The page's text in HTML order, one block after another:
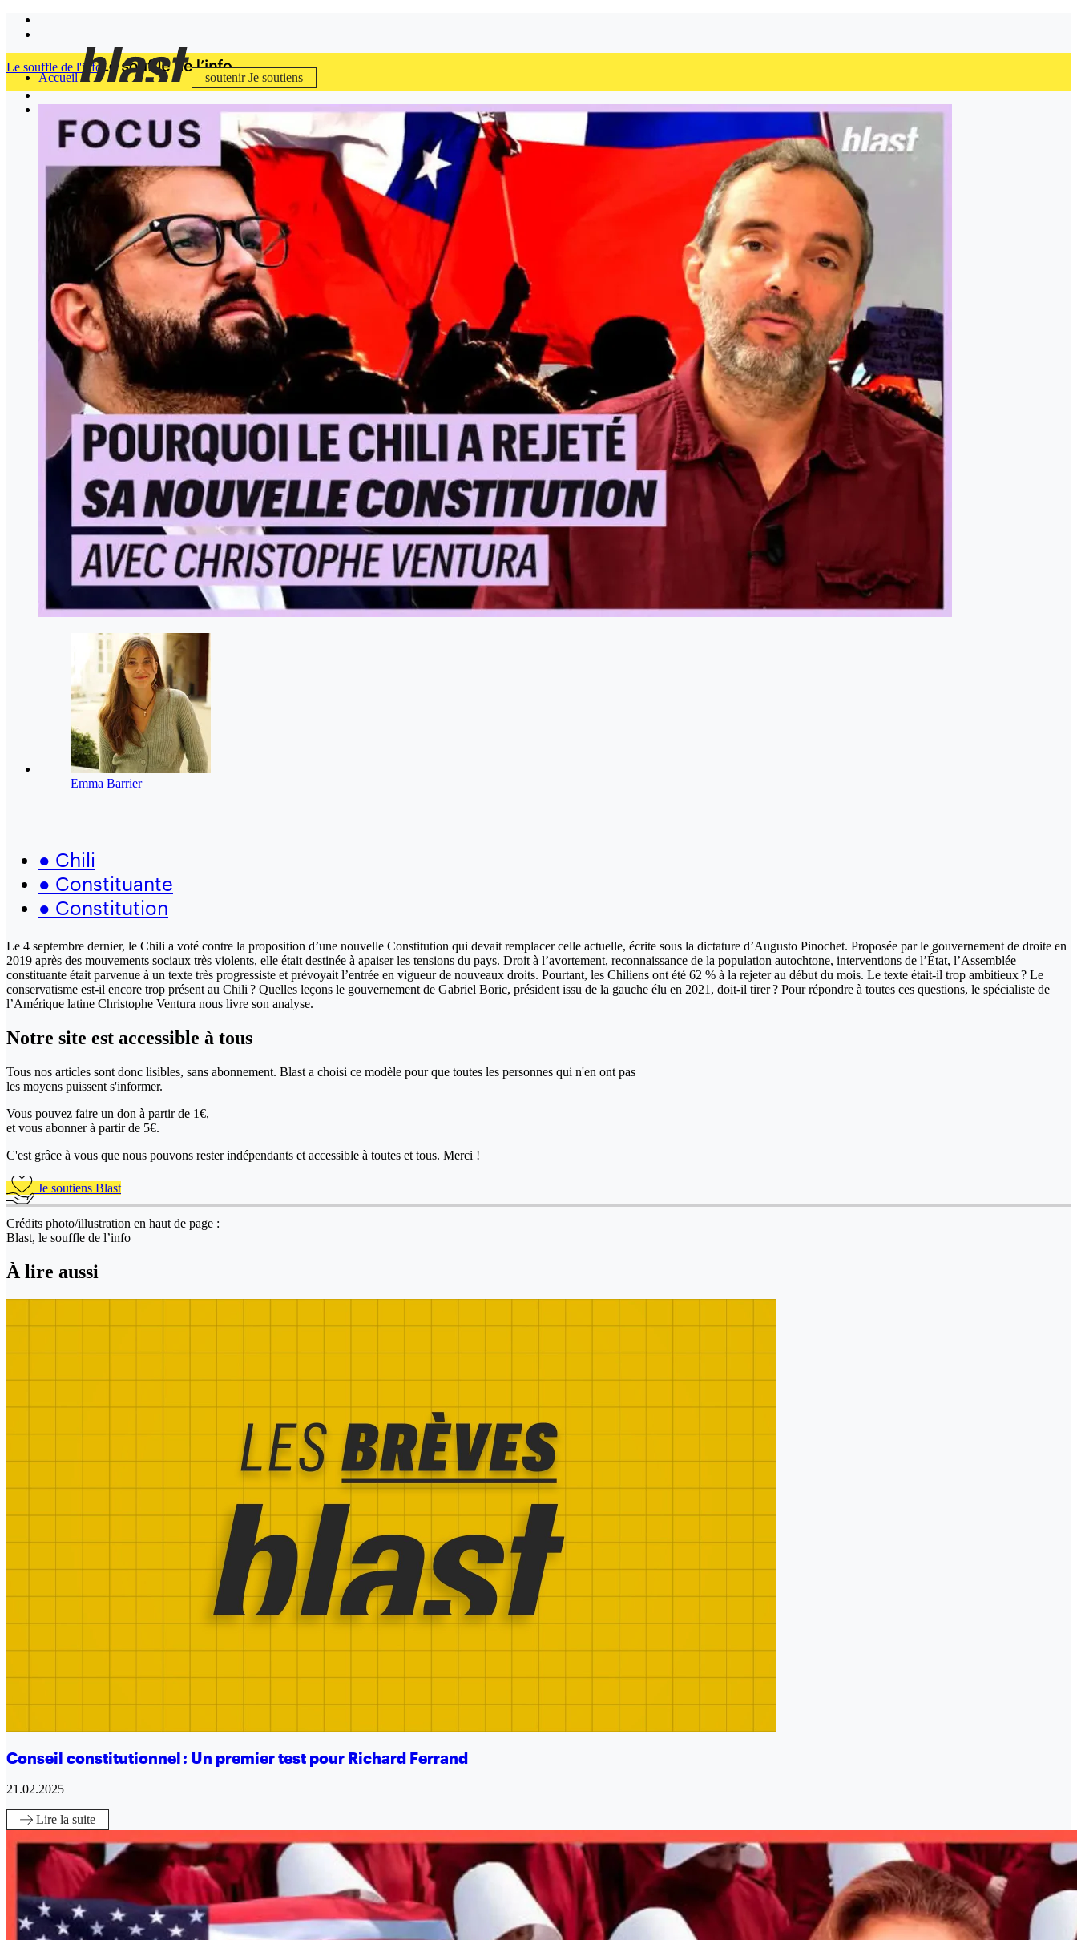
Accueil soutenirJe soutiens
Le souffle de l'info
Emma Barrier
● Chili
● Constituante
● Constitution
Le 4 septembre dernier, le Chili a voté contre la proposition d’une nouvelle Constitution qui devait remplacer celle actuelle, écrite sous la dictature d’Augusto Pinochet. Proposée par le gouvernement de droite en
2019 après des mouvements sociaux très violents, elle était destinée à apaiser les tensions du pays. Droit à l’avortement, reconnaissance de la population autochtone, interventions de l’État, l’Assemblée
constituante était parvenue à un texte très progressiste et prévoyait l’entrée en vigueur de nouveaux droits. Pourtant, les Chiliens ont été 62 % à la rejeter au début du mois. Le texte était-il trop ambitieux ? Le
conservatisme est-il encore trop présent au Chili ? Quelles leçons le gouvernement de Gabriel Boric, président issu de la gauche élu en 2021, doit-il tirer ? Pour répondre à toutes ces questions, le spécialiste de
l’Amérique latine Christophe Ventura nous livre son analyse.
Notre site est accessible à tous
Tous nos articles sont donc lisibles, sans abonnement. Blast a choisi ce modèle pour que toutes les personnes qui n'en ont pas
les moyens puissent s'informer.
Vous pouvez faire un don à partir de 1€,
et vous abonner à partir de 5€.
C'est grâce à vous que nous pouvons rester indépendants et accessible à toutes et tous. Merci !
Je soutiens Blast
Crédits photo/illustration en haut de page :
Blast, le souffle de l’info
À lire aussi
Conseil constitutionnel : Un premier test pour Richard Ferrand
21.02.2025
Lire la suite